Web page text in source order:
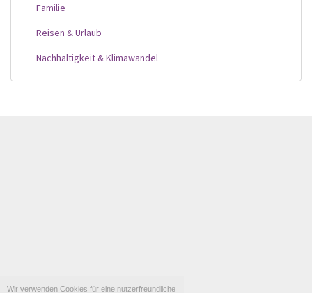
Wir verwenden Cookies für eine nutzerfreundliche
Familie
Reisen & Urlaub
Nachhaltigkeit & Klimawandel